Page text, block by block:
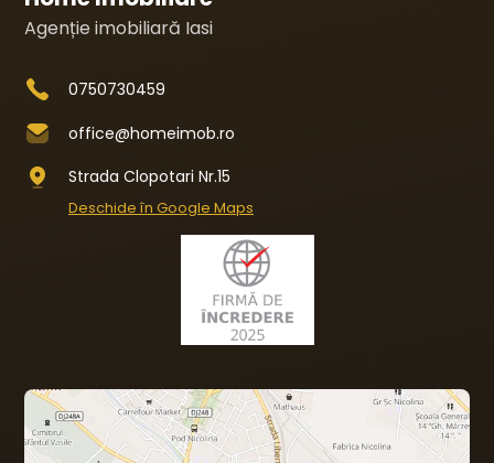
Agenție imobiliară Iasi
0750730459
office@homeimob.ro
Strada Clopotari Nr.15
Deschide în Google Maps